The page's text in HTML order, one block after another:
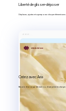
Liberté de glisser-déposer
Déplacez, ajustez et superposez chaque élément
Créez avec Aria
Besoin d’un coup de main ou d’une prise en